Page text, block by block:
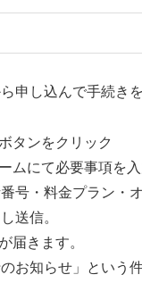
申し込んで手続き
タンをクリック
ムにて必要事項を入
号・料金プラン・
送信。
届きます。
のお知らせ」という